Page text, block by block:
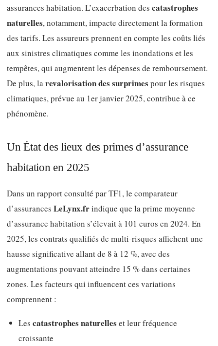
assurances habitation. L’exacerbation des catastrophes
naturelles, notamment, impacte directement la formation
des tarifs. Les assureurs prennent en compte les coûts liés
aux sinistres climatiques comme les inondations et les
tempêtes, qui augmentent les dépenses de remboursement.
De plus, larevalorisation des surprimes pour les risques
climatiques, prévue au 1er janvier 2025, contribue à ce
phénomène.
Un État des lieux des primes d’assurance
habitation en 2025
Dans un rapport consulté par TF1, le comparateur
d’assurances LeLynx.frindique que la prime moyenne
d’assurance habitation s’élevait à 101 euros en 2024. En
2025, les contrats qualifiés de multi-risques affichent une
hausse significative allant de 8 à 12 %, avec des
augmentations pouvant atteindre 15 % dans certaines
zones. Les facteurs qui influencent ces variations
comprennent :
Les catastrophes naturelles et leur fréquence
croissante